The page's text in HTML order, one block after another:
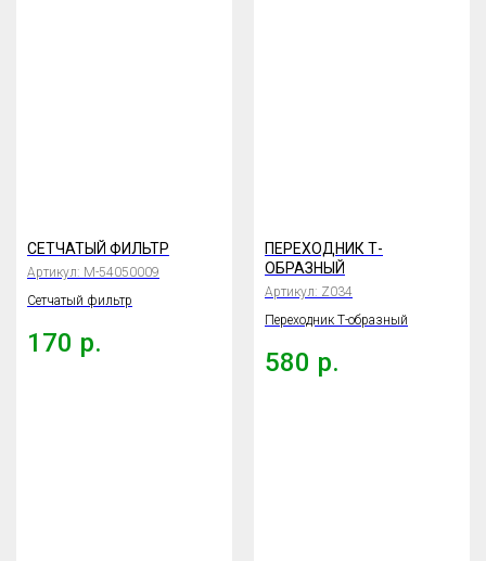
СЕТЧАТЫЙ ФИЛЬТР
Артикул: М-54050009
Сетчатый фильтр
170 р.
ПЕРЕХОДНИК Т-
ОБРАЗНЫЙ
Артикул: Z034
Переходник Т-образный
580 р.